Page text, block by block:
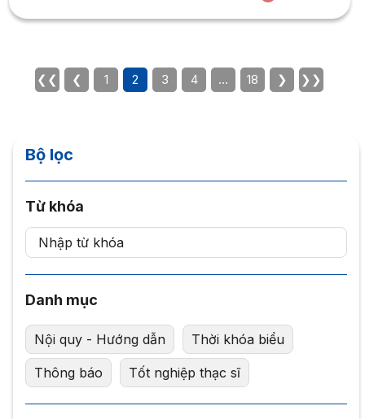
❮❮ ❮ 1 2 3 4 … 18 ❯ ❯❯
Bộ lọc
Từ khóa
Danh mục
Nội quy - Hướng dẫn Thời khóa biểu
Thông báo Tốt nghiệp thạc sĩ